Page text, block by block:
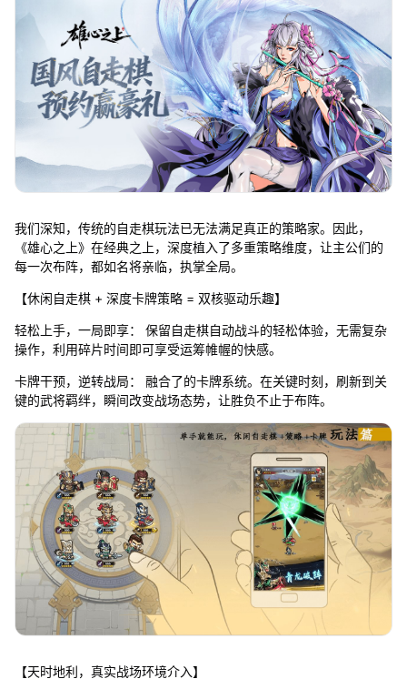
我们深知，传统的自走棋玩法已无法满足真正的策略家。因此，
《雄心之上》在经典之上，深度植入了多重策略维度，让主公们的
每一次布阵，都如名将亲临，执掌全局。
【休闲自走棋 + 深度卡牌策略 = 双核驱动乐趣】
轻松上手，一局即享： 保留自走棋自动战斗的轻松体验，无需复杂
操作，利用碎片时间即可享受运筹帷幄的快感。
卡牌干预，逆转战局： 融合了的卡牌系统。在关键时刻，刷新到关
键的武将羁绊，瞬间改变战场态势，让胜负不止于布阵。
【天时地利，真实战场环境介入】